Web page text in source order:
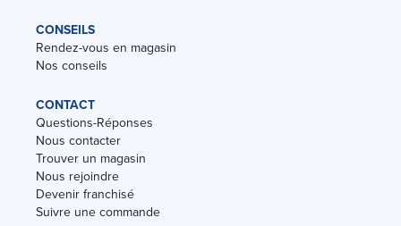
CONSEILS
Rendez-vous en magasin
Nos conseils
CONTACT
Questions-Réponses
Nous contacter
Trouver un magasin
Nous rejoindre
Devenir franchisé
Suivre une commande